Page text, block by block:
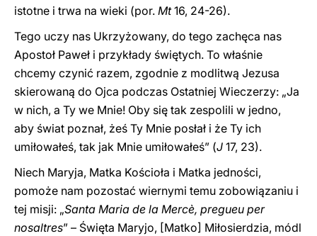
istotne i trwa na wieki (por. Mt16, 24-26).
Tego uczy nas Ukrzyżowany, do tego zachęca nas
Apostoł Paweł i przykłady świętych. To właśnie
chcemy czynić razem, zgodnie z modlitwą Jezusa
skierowaną do Ojca podczas Ostatniej Wieczerzy: „Ja
w nich, a Ty we Mnie! Oby się tak zespolili w jedno,
aby świat poznał, żeś Ty Mnie posłał i że Ty ich
umiłowałeś, tak jak Mnie umiłowałeś” (J 17, 23).
Niech Maryja, Matka Kościoła i Matka jedności,
pomoże nam pozostać wiernymi temu zobowiązaniu i
tej misji: „Santa Maria de la Mercè, pregueu per
nosaltres” – Święta Maryjo, [Matko] Miłosierdzia, módl